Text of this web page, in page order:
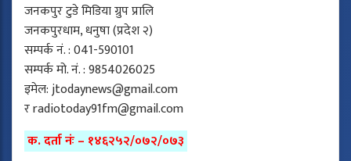
जनकपुर टुडे मिडिया ग्रुप प्रालि
जनकपुरधाम, धनुषा (प्रदेश २)
सम्पर्क नं. : 041-590101
सम्पर्क मो. नं. : 9854026025
इमेल:jtodaynews@gmail.com
रradiotoday91fm@gmail.com
क. दर्ता नंः – १४६२५२/०७२/०७३